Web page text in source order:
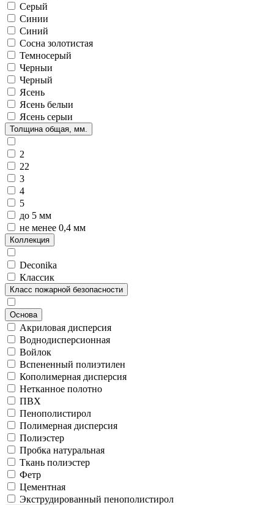
Серый
Синии
Синий
Сосна золотистая
Темносерый
Черныи
Черный
Ясень
Ясень белыи
Ясень серыи
Толщина общая, мм.
2
22
3
4
5
до 5 мм
не менее 0,4 мм
Коллекция
Deconika
Классик
Класс пожарной безопасности
Основа
Акриловая дисперсия
Воднодисперсионная
Войлок
Вспененный полиэтилен
Кополимерная дисперсия
Нетканное полотно
ПВХ
Пенополистирол
Полимерная дисперсия
Полиэстер
Пробка натуральная
Ткань полиэстер
Фетр
Цементная
Экструдированный пенополистирол